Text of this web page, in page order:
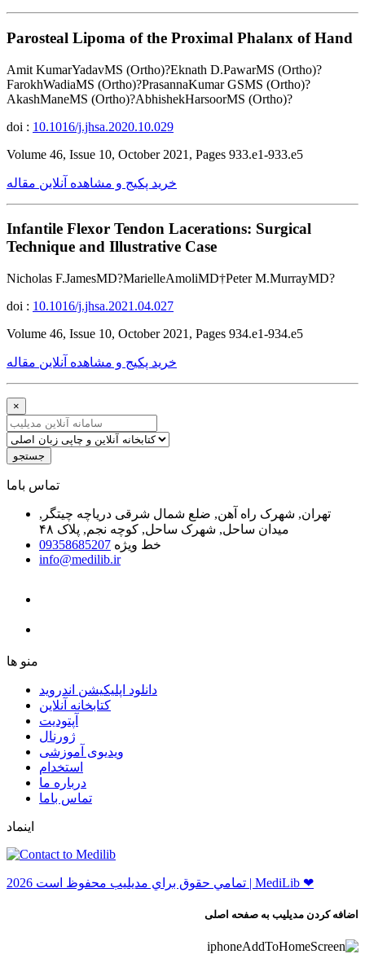
Parosteal Lipoma of the Proximal Phalanx of Hand
Amit KumarYadavMS (Ortho)?Eknath D.PawarMS (Ortho)?
FarokhWadiaMS (Ortho)?PrasannaKumar GSMS (Ortho)?
AkashManeMS (Ortho)?AbhishekHarsoorMS (Ortho)?
doi : 10.1016/j.jhsa.2020.10.029
Volume 46, Issue 10, October 2021, Pages 933.e1-933.e5
خرید پکیج و مشاهده آنلاین مقاله
Infantile Flexor Tendon Lacerations: Surgical
Technique and Illustrative Case
Nicholas F.JamesMD?MarielleAmoliMD†Peter M.MurrayMD?
doi : 10.1016/j.jhsa.2021.04.027
Volume 46, Issue 10, October 2021, Pages 934.e1-934.e5
خرید پکیج و مشاهده آنلاین مقاله
×
جستجو
ﺗﻤﺎﺱ ﺑﺎﻣﺎ
تهران, شهرک راه آهن, ضلع شمال شرقی دریاچه چیتگر,
میدان ساحل, شهرک ساحل, کوچه نجم, پلاک ۴۸
خط ویژه 09358685207
info@medilib.ir
ﻣﻨﻮ ﻫﺎ
دانلود اپلیکیشن اندروید
ﮐﺘﺎﺑﺨﺎﻧﻪ ﺁﻧﻼﯾﻦ
ﺁﭘﺘﻮﺩﯾﺖ
ﮊﻭﺭﻧﺎﻝ
ویدیوی آموزشی
استخدام
درباره ما
ﺗﻤﺎﺱ ﺑﺎﻣﺎ
اینماد
ﺗﻤﺎﻣﻲ ﺣﻘﻮﻕ ﺑﺮاﻱ ﻣﺪﻳﻠﻴﺐ ﻣﺤﻔﻮﻅ اﺳﺖ 2026 | MediLib ❤
اضافه کردن مدیلیب به صفحه اصلی